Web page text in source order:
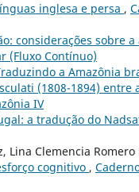
inglesa e persa ,
considerações sobre
(Fluxo Contínuo)
a Amazônia
(1808-1894) entre
IV
a tradução do
Lina Clemencia Romero
cognitivo ,